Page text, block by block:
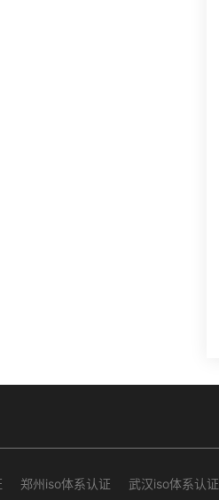
郑州iso体系认证 武汉iso体系认证